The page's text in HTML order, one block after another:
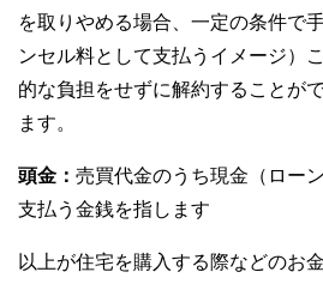
を取りやめる場合、一定の条件で
ンセル料として支払うイメージ）
的な負担をせずに解約することが
ます。
頭金： 売買代金のうち現金（ロー
支払う金銭を指します
以上が住宅を購入する際などのお